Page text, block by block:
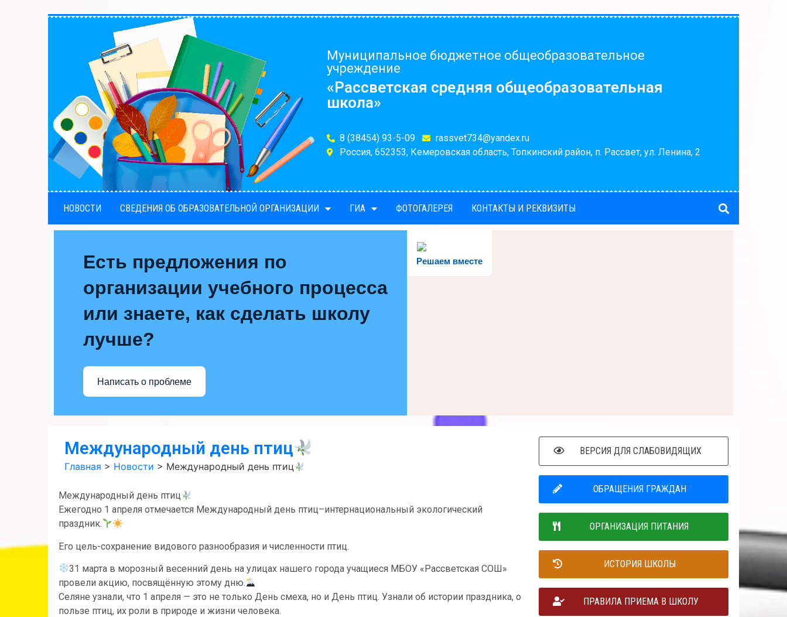
Муниципальное бюджетное общеобразовательное
учреждение
«Рассветская средняя общеобразовательная
школа»
8 (38454) 93-5-09
rassvet734@yandex.ru
Россия, 652353, Кемеровская область, Топкинский район, п. Рассвет, ул. Ленина, 2
НОВОСТИ СВЕДЕНИЯ ОБ ОБРАЗОВАТЕЛЬНОЙ ОРГАНИЗАЦИИ ГИА ФОТОГАЛЕРЕЯ КОНТАКТЫ И РЕКВИЗИТЫ
Решаем вместе
Есть предложения по
организации учебного процесса
или знаете, как сделать школу
лучше?
Написать о проблеме
Международный день птиц
Главная > Новости > Международный день птиц
Международный день птиц
Ежегодно 1 апреля отмечается Международный день птиц–интернациональный экологический
праздник.
Его цель-сохранение видового разнообразия и численности птиц.
31 марта в морозный весенний день на улицах нашего города учащиеся МБОУ «Рассветская СОШ»
провели акцию, посвящённую этому дню.
Селяне узнали, что 1 апреля — это не только День смеха, но и День птиц. Узнали об истории праздника, о
пользе птиц, их роли в природе и жизни человека.
ВЕРСИЯ ДЛЯ СЛАБОВИДЯЩИХ
ОБРАЩЕНИЯ ГРАЖДАН
ОРГАНИЗАЦИЯ ПИТАНИЯ
ИСТОРИЯ ШКОЛЫ
ПРАВИЛА ПРИЕМА В ШКОЛУ